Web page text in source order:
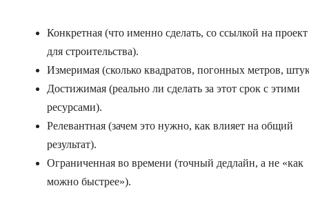
Конкретная (что именно сделать, со ссылкой на проект
для строительства).
Измеримая (сколько квадратов, погонных метров,
Достижимая (реально ли сделать за этот срок с этими
ресурсами).
Релевантная (зачем это нужно, как влияет на общий
результат).
Ограниченная во времени (точный дедлайн, а не «как
можно быстрее»).